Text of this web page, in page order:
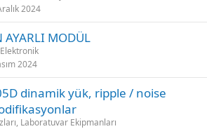
2024
AYARLI MODÜL
2024
dinamik yük, ripple / noise
Laboratuvar Ekipmanları